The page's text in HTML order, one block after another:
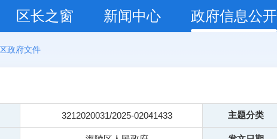
区长之窗 新闻中心 政府信息公开
区政府文件
3212020031/2025-02041433 主题分类